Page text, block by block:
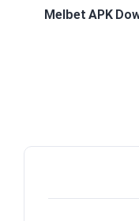
Melbet APK